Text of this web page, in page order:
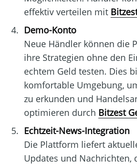
effektiv verteilen mit
Demo-Konto
Neue Händler können die
ihre Strategien ohne den
echtem Geld testen. Dies
komfortable Umgebung,
zu erkunden und
optimieren durch Bitzest
Echtzeit-News-Integration
Die Plattform liefert
Updates und Nachrichten,